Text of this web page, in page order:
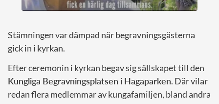
Stämningen var dämpad när begravningsgästerna
gick in i kyrkan.
Efter ceremonin i kyrkan begav sig sällskapet till den
Kungliga Begravningsplatsen i Hagaparken. Där vilar
redan flera medlemmar av kungafamiljen, bland andra